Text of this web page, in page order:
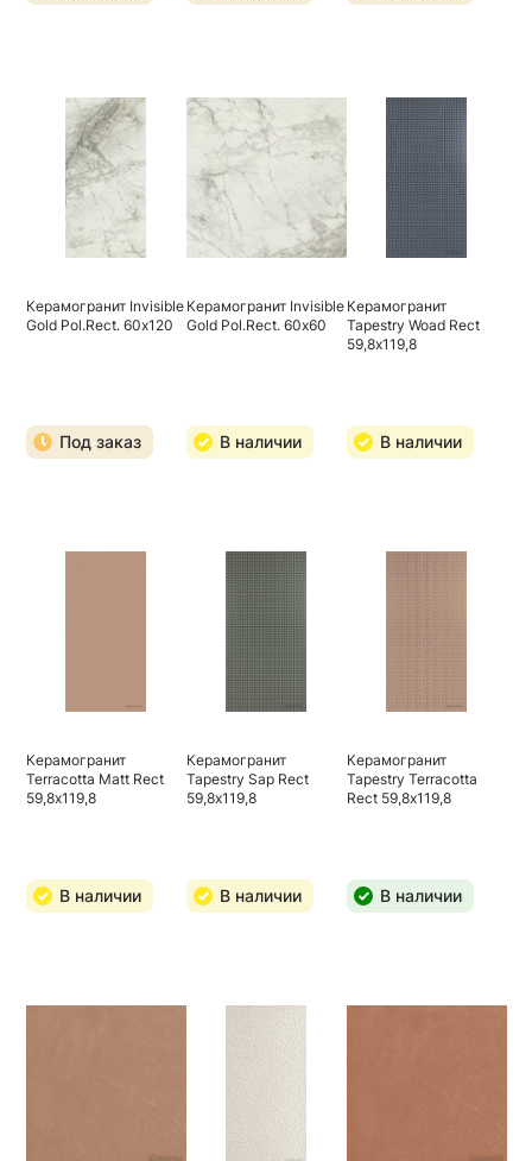
Керамогранит Invisible
Gold Pol.Rect. 60х120
Под заказ
Керамогранит Invisible
Gold Pol.Rect. 60х60
В наличии
Керамогранит
Tapestry Woad Rect
59,8х119,8
В наличии
Керамогранит
Terracotta Matt Rect
59,8х119,8
В наличии
Керамогранит
Tapestry Sap Rect
59,8х119,8
В наличии
Керамогранит
Tapestry Terracotta
Rect 59,8х119,8
В наличии